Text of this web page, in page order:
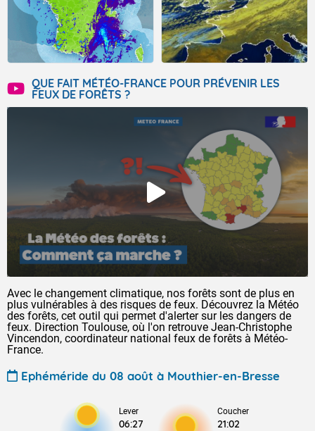
QUE FAIT MÉTÉO-FRANCE POUR PRÉVENIR LES
FEUX DE FORÊTS ?
Avec le changement climatique, nos forêts sont de plus en
plus vulnérables à des risques de feux. Découvrez la Météo
des forêts, cet outil qui permet d'alerter sur les dangers de
feux. Direction Toulouse, où l'on retrouve Jean-Christophe
Vincendon, coordinateur national feux de forêts à Météo-
France.
Ephéméride du 08 août à Mouthier-en-Bresse
Lever
06:27
Coucher
21:02